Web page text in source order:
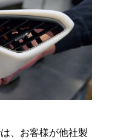
、お客様が他社製